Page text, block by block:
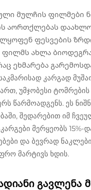
მულჩის ფილმები
აორთქლებას
ფესვების
ახლა
ეხმარება
კარგად
უმჯობესი
წარმოადგენს. ეს
შედარებით იმ
მერყეობს 15%-
და ბევრად
მარტივს ხდის.
გავლენა